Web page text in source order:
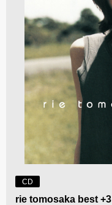
CD
rie tomosaka best +3